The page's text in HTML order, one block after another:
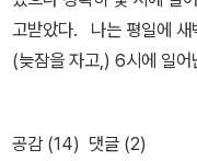
낄 수 있도록 했다. 『뉴턴의 프린키피아』 한 페이지 요약 중학교 기하
학 실력으로 뉴턴과 함께
를 보고 저 하늘의 달도
올렸고 덕분에 만유인력의
는 방법을 연습하는 것이다. 수
에서 배우는 평면기하학은
것으로 피타고리스의 정리
을 이해하는 것도 중요하
알 수 있는 대목이다. 뉴턴과 라이프니찌의 미적분이 현대 모든 기술
에 적용되는, 우리 일상이
뉴턴을 연상하지 라이프
한 나라로 통일 되어 있지
들을 비판적으로 승계하였
언급되는 '엘리어트 파동
고, (음양오행설을 연상
미있게 읽으며, 역사에서
g.Throwing the mist
whose fragrance is
w, calling back hermits, the
나무편 (윤선도)나무도
은 어이 비었느냐저리 四
고받았다. 나는 평일에 새벽 4시에 일어난다. 토요일과 일요일은
(늦잠을 자고,) 6시에 일어
은 운동을 하지만, 독서도
가장 자유로운 시간이 새벽이다. 한 가지 이유가 더 있다.
공감 (14) 댓글 (2)